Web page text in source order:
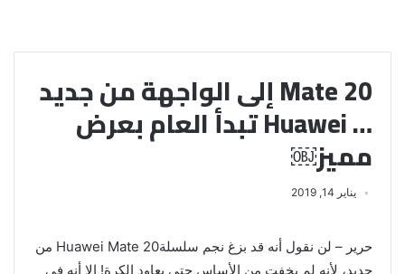
Mate 20 إلى الواجهة من جديد
… Huawei تبدأ العام بعرض
مميز￼
يناير 14, 2019
حرير – لن نقول أنه قد بزغ نجم سلسلةHuawei Mate 20 من
جديد، لأنه لم يخفت من الأساس حتى يعاود الكرة! إلا أنه في